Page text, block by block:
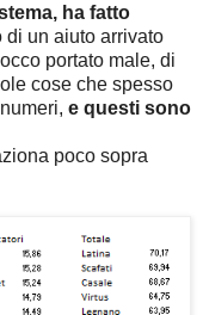
ha fatto
di un aiuto arrivato
portato male, di
cose che spesso
e questi sono
poco sopra